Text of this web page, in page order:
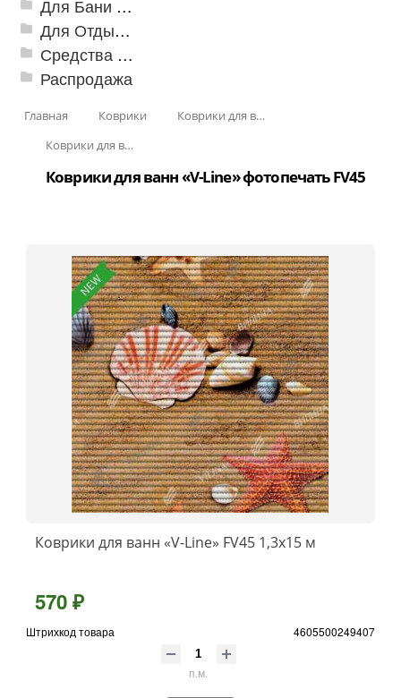
Для Бани и Сауны
Для Отдыха и Пикника
Средства от насекомых и садовых вредителей
Распродажа
Главная Коврики
Коврики для ванн
Коврики для ванн «V-Line», фотопечать
Коврики для ванн «V-Line» фотопечать FV45
Коврики для ванн «V-Line» FV45 1,3x15 м
570 ₽
Штрихкод товара 4605500249407
п.м.